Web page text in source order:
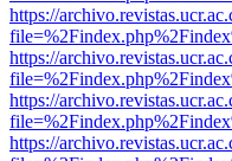
https://
https://
https://
https://